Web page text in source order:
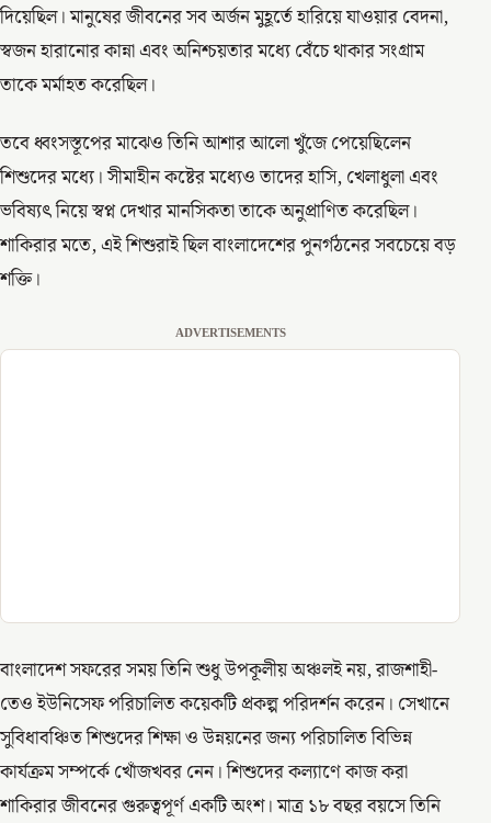
দিয়েছিল। মানুষের জীবনের সব অর্জন মুহূর্তে হারিয়ে যাওয়ার বেদনা,
স্বজন হারানোর কান্না এবং অনিশ্চয়তার মধ্যে বেঁচে থাকার সংগ্রাম
তাকে মর্মাহত করেছিল।
তবে ধ্বংসস্তূপের মাঝেও তিনি আশার আলো খুঁজে পেয়েছিলেন
শিশুদের মধ্যে। সীমাহীন কষ্টের মধ্যেও তাদের হাসি, খেলাধুলা এবং
ভবিষ্যৎ নিয়ে স্বপ্ন দেখার মানসিকতা তাকে অনুপ্রাণিত করেছিল।
শাকিরার মতে, এই শিশুরাই ছিল বাংলাদেশের পুনর্গঠনের সবচেয়ে বড়
শক্তি।
ADVERTISEMENTS
বাংলাদেশ সফরের সময় তিনি শুধু উপকূলীয় অঞ্চলই নয়, রাজশাহী-
তেও ইউনিসেফ পরিচালিত কয়েকটি প্রকল্প পরিদর্শন করেন। সেখানে
সুবিধাবঞ্চিত শিশুদের শিক্ষা ও উন্নয়নের জন্য পরিচালিত বিভিন্ন
কার্যক্রম সম্পর্কে খোঁজখবর নেন। শিশুদের কল্যাণে কাজ করা
শাকিরার জীবনের গুরুত্বপূর্ণ একটি অংশ। মাত্র ১৮ বছর বয়সে তিনি